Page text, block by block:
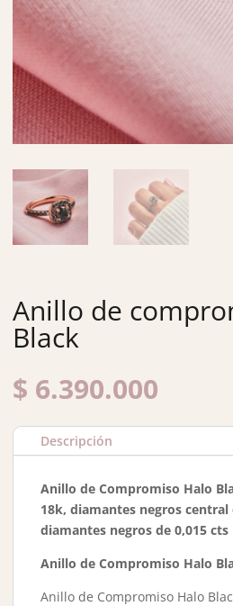
Anillo de
Black
$ 6.390.000
Descripción
Anillo de Compromiso Halo
18k, diamantes negros central
diamantes negros de 0,015 cts
Anillo de Compromiso Halo
Anillo de Compromiso Halo